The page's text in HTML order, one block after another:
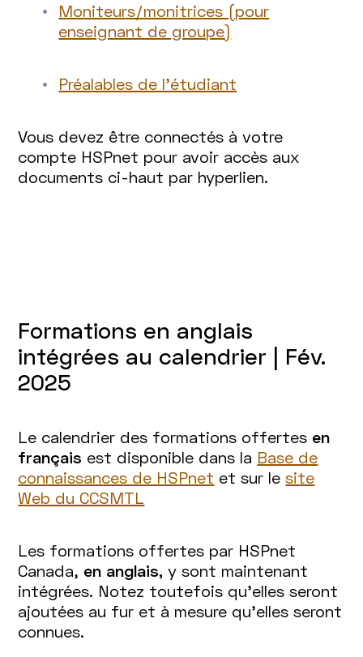
Moniteurs/monitrices (pour
enseignant de groupe)
Préalables de l’étudiant
Vous devez être connectés à votre
compte HSPnet pour avoir accès aux
documents ci-haut par hyperlien.
Formations en anglais
intégrées au calendrier | Fév.
2025
Le calendrier des formations offertes en
français est disponible dans la Base de
connaissances de HSPnet et sur lesite
Web du CCSMTL
Les formations offertes par HSPnet
Canada, en anglais,y sont maintenant
intégrées. Notez toutefois qu'elles seront
ajoutées au fur et à mesure qu'elles seront
connues.